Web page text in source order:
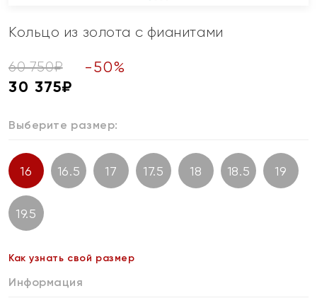
Кольцо из золота с фианитами
60 750₽ -50%
30 375₽
Выберите размер:
16 16.5 17 17.5 18 18.5 19
19.5
Как узнать свой размер
Информация